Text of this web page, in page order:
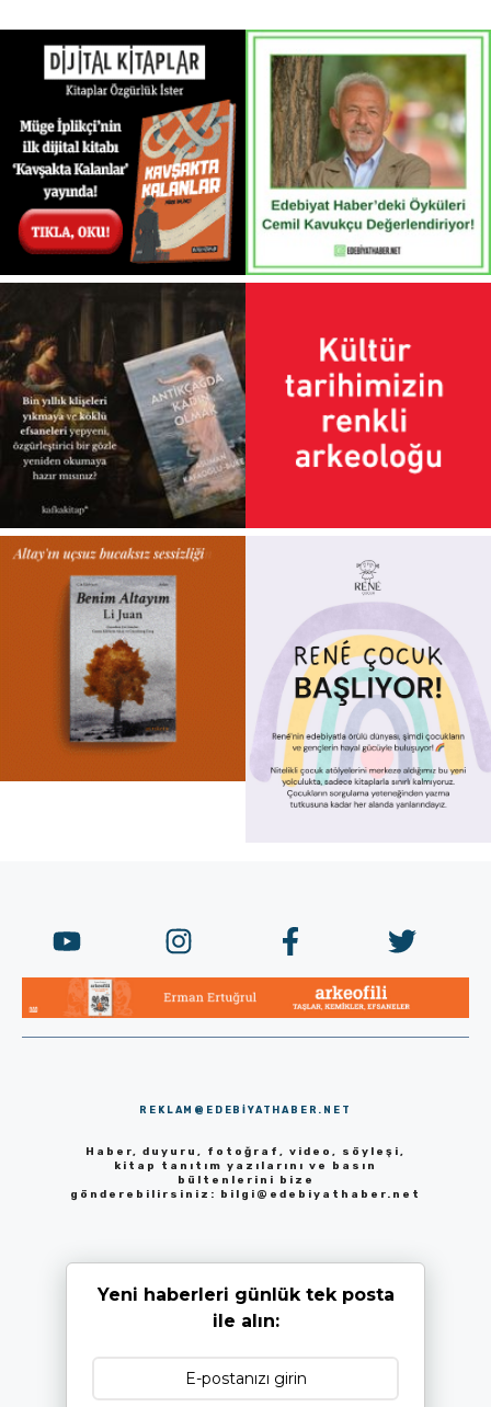
REKLAM@EDEBIYATHABER.NET
Haber, duyuru, fotoğraf, video, söyleşi,
kitap tanıtım yazılarını ve basın
bültenlerini bize
gönderebilirsiniz: bilgi@edebiyathaber.net
Yeni haberleri günlük tek posta
ile alın: